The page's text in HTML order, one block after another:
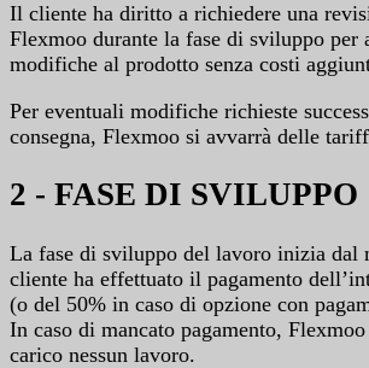
Il cliente ha diritto a richiedere una
Flexmoo durante la fase di sviluppo per
modifiche al prodotto senza costi
Per eventuali modifiche richieste
consegna, Flexmoo si avvarrà delle
2 - FASE DI SVILUPPO
La fase di sviluppo del lavoro inizia dal
cliente ha effettuato il pagamento
(o del 50% in caso di opzione con
In caso di mancato pagamento,
carico nessun lavoro.